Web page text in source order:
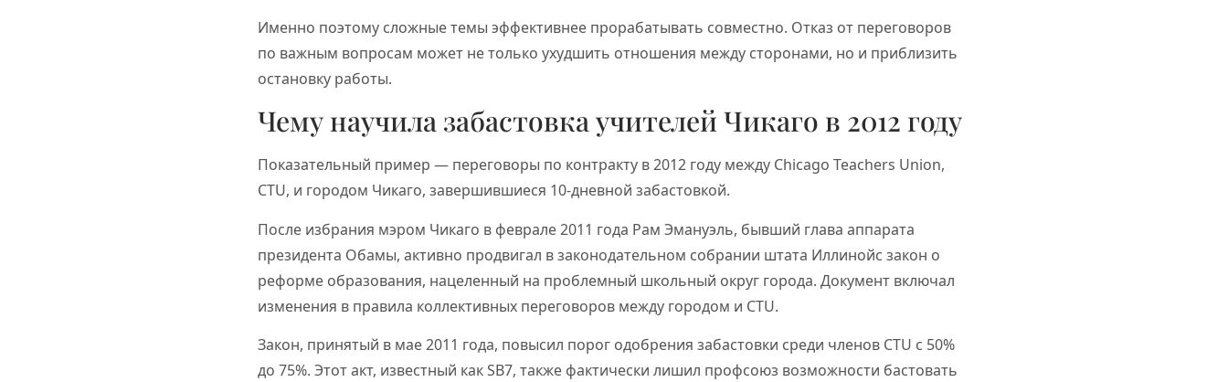
Именно поэтому сложные темы эффективнее прорабатывать совместно. Отказ от переговоров
по важным вопросам может не только ухудшить отношения между сторонами, но и приблизить
остановку работы.
Чему научила забастовка учителей Чикаго в 2012 году
Показательный пример — переговоры по контракту в 2012 году между Chicago Teachers Union,
CTU, и городом Чикаго, завершившиеся 10-дневной забастовкой.
После избрания мэром Чикаго в феврале 2011 года Рам Эмануэль, бывший глава аппарата
президента Обамы, активно продвигал в законодательном собрании штата Иллинойс закон о
реформе образования, нацеленный на проблемный школьный округ города. Документ включал
изменения в правила коллективных переговоров между городом и CTU.
Закон, принятый в мае 2011 года, повысил порог одобрения забастовки среди членов CTU с 50%
до 75%. Этот акт, известный как SB7, также фактически лишил профсоюз возможности бастовать